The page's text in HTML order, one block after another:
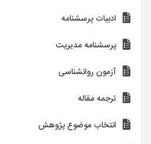
ادبیات پرسشنامه
پرسشنامه مدیریت
آزمون روانشناسی
ترجمه مقاله
انتخاب موضوع پژوهش